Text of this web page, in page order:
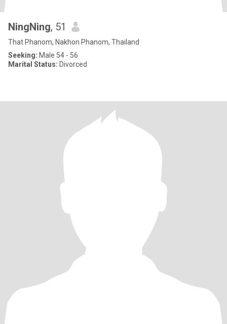
NingNing, 51
That Phanom, Nakhon Phanom, Thailand
Seeking: Male 54 - 56
Marital Status: Divorced